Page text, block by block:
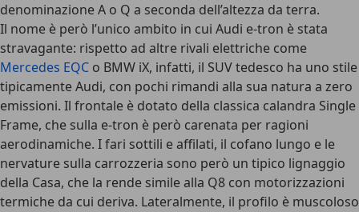
denominazione A o Q a seconda dell’altezza da terra.
Il nome è però l’unico ambito in cui Audi e-tron è stata
stravagante: rispetto ad altre rivali elettriche come
Mercedes EQC o BMW iX, infatti, il SUV tedesco ha uno stile
tipicamente Audi, con pochi rimandi alla sua natura a zero
emissioni. Il frontale è dotato della classica calandra Single
Frame, che sulla e-tron è però carenata per ragioni
aerodinamiche. I fari sottili e affilati, il cofano lungo e le
nervature sulla carrozzeria sono però un tipico lignaggio
della Casa, che la rende simile alla Q8 con motorizzazioni
termiche da cui deriva. Lateralmente, il profilo è muscoloso